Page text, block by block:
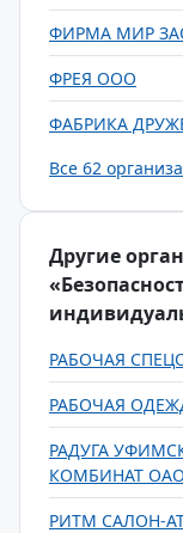
ФИРМА МИР
ФРЕЯ ООО
ФАБРИКА
Все 62
Другие
РАБОЧАЯ
РАБОЧАЯ
РАДУГА
КОМБИНАТ ОАО
РИТМ САЛОН-